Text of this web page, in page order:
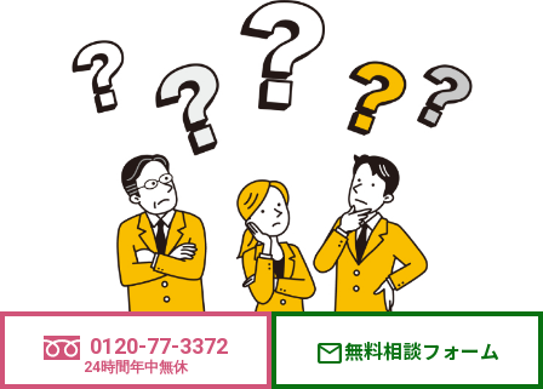
子ども・青少年の安全調査の依頼方法に関するFAQ
0120-77-3372
24時間年中無休 mail無料相談フォーム